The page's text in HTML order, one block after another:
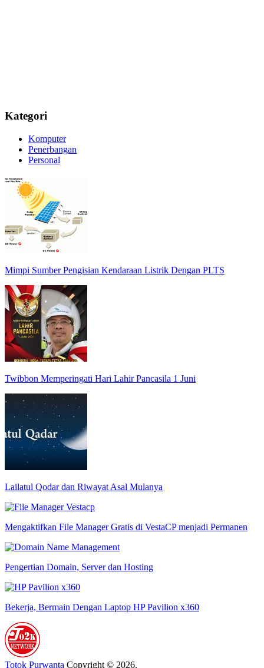
Kategori
Komputer
Penerbangan
Personal
Mimpi Sumber Pengisian Kendaraan Listrik Dengan PLTS
Twibbon Memperingati Hari Lahir Pancasila 1 Juni
Lailatul Qodar dan Riwayat Asal Mulanya
Mengaktifkan File Manager Gratis di VestaCP menjadi Permanen
Pengertian Domain, Server dan Hosting
Bekerja, Bermain Dengan Laptop HP Pavilion x360
Totok Purwanta Copyright © 2026.